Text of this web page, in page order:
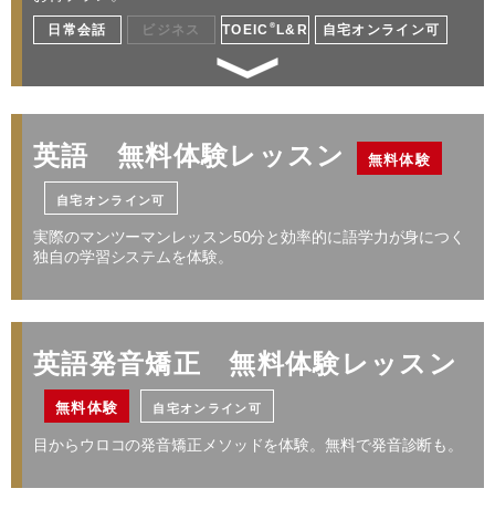
レッスン料金サンプル
受講回数 32回 通学期間目安 4ヶ月
￥256,960
・レベルによって受講コースが変わります。詳しくはお問い合わせください。
・１レッスン50分。
・別途、入学金33,000円（税込）および 教材費が必要となります。
・受講回数が同じでも、通い方（通学ペース）により通学期間目安、受講料は異
日常英会話／旅行英会話
レッスン料金サンプル
受講回数 64回 通学期間目安 7ヶ月
日常会話 ビジネス TOEIC ® L&R 自宅オンライン可
グローバル化する社会で活躍できる人材になる
高校・大学・専門学生が対象 日常英会話／留学
／資格対策
レッスン料金サンプル
受講回数 32回 通学期間目安 4ヶ月
￥205,568 ※
英語 無料体験レッスン 無料体験
自宅オンライン可
実際のマンツーマンレッスン50分と効率的に語学力が身につく
独自の学習システムを体験。
英語発音矯正 無料体験レッスン
無料体験 自宅オンライン可
目からウロコの発音矯正メソッドを体験。無料で発音診断も。